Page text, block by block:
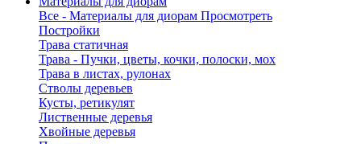
Все - Материалы для диорам Просмотреть
Постройки
Трава статичная
Трава - Пучки, цветы, кочки, полоски, мох
Трава в листах, рулонах
Стволы деревьев
Кусты, ретикулят
Лиственные деревья
Хвойные деревья